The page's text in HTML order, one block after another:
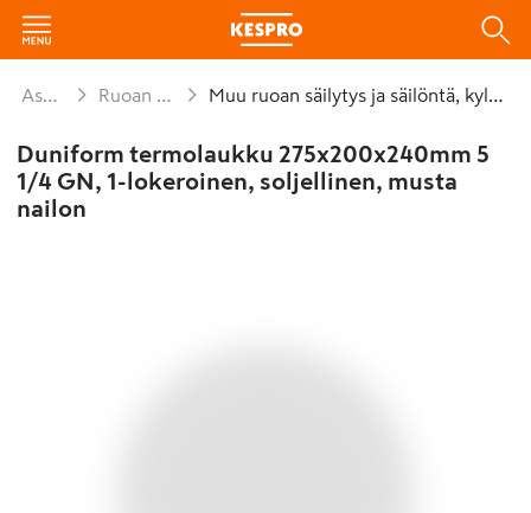
Astiat ja kattaus Ruoan säilytys ja säilöntä Muu ruoan säilytys ja säilöntä, kylmäsäilytys
Duniform termolaukku 275x200x240mm 5
1/4 GN, 1-lokeroinen, soljellinen, musta
nailon